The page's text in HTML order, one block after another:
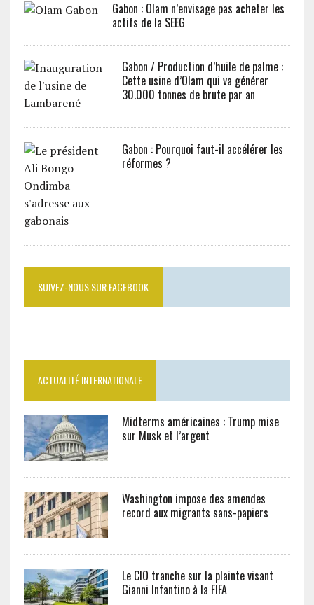
Gabon : Olam n’envisage pas acheter les
actifs de la SEEG
Gabon / Production d’huile de palme :
Cette usine d’Olam qui va générer
30.000 tonnes de brute par an
Gabon : Pourquoi faut-il accélérer les
réformes ?
SUIVEZ-NOUS SUR FACEBOOK
ACTUALITÉ INTERNATIONALE
Midterms américaines : Trump mise
sur Musk et l’argent
Washington impose des amendes
record aux migrants sans-papiers
Le CIO tranche sur la plainte visant
Gianni Infantino à la FIFA